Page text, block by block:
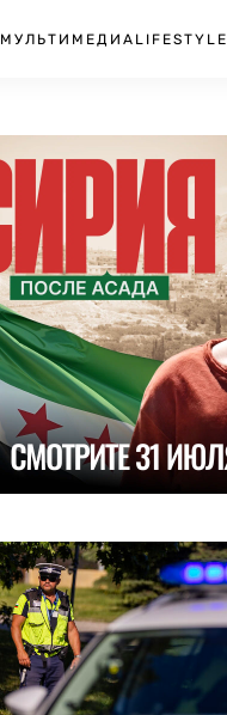
МУЛЬТИМЕДИА LIFESTYLE